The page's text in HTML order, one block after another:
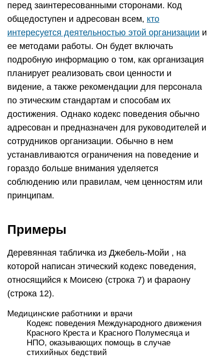
перед заинтересованными сторонами. Код
общедоступен и адресован всем, кто
интересуется деятельностью этой организации и
ее методами работы. Он будет включать
подробную информацию о том, как организация
планирует реализовать свои ценности и
видение, а также рекомендации для персонала
по этическим стандартам и способам их
достижения. Однако кодекс поведения обычно
адресован и предназначен для руководителей и
сотрудников организации. Обычно в нем
устанавливаются ограничения на поведение и
гораздо больше внимания уделяется
соблюдению или правилам, чем ценностям или
принципам.
Примеры
Деревянная табличка из Джебель-Мойи , на
которой написан этический кодекс поведения,
относящийся к Моисею (строка 7) и фараону
(строка 12).
Медицинские работники и врачи
Кодекс поведения Международного движения
Красного Креста и Красного Полумесяца и
НПО, оказывающих помощь в случае
стихийных бедствий